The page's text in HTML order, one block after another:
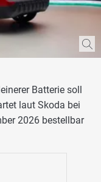
Batterie soll
laut Skoda bei
2026 bestellbar